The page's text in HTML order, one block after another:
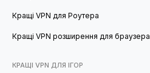
Кращі VPN для Роутера
Кращі VPN розширення для браузера
КРАЩІ VPN ДЛЯ ІГОР